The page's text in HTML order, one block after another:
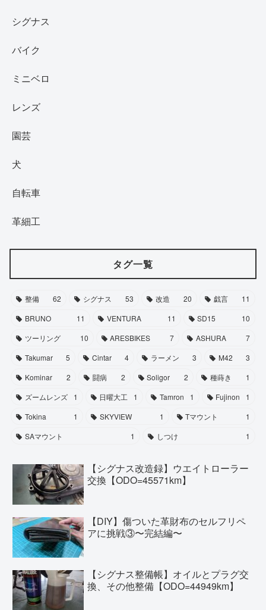
シグナス
バイク
ミニベロ
レンズ
園芸
犬
自転車
革細工
タグ一覧
整備 62 シグナス 53 改造 20 戯言
11
BRUNO
11 VENTURA 11 SD15
10
ツーリング
10 ARESBIKES 7 ASHURA
7
Takumar
5 Cintar 4 ラーメン 3 M42
3
Kominar
2 闘病 2 Soligor 2 種蒔き
1
ズームレンズ
1 日曜大工 1 Tamron 1 Fujinon
1
Tokina
1 SKYVIEW 1 Tマウント
1
SAマウント
1 しつけ 1
【シグナス改造録】ウエイトローラー
交換【ODO=45571km】
【DIY】傷ついた革財布のセルフリペ
アに挑戦③〜完結編〜
【シグナス整備帳】オイルとプラグ交
換、その他整備【ODO=44949km】